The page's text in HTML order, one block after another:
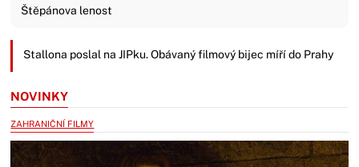
Štěpánova lenost
Stallona poslal na JIPku. Obávaný filmový bijec míří do Prahy
NOVINKY
ZAHRANIČNÍ FILMY